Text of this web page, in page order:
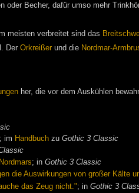
oder Becher, dafür umso mehr
meisten verbreitet sind das
Der Orkreißer und die Nordmar-
her, die vor dem Auskühlen
; im Handbuch zuGothic 3 Classic
; inGothic 3 Classic
die Auswirkungen von großer Kälte
das Zeug nicht."; inGothic 3